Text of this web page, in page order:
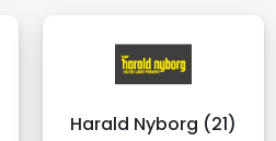
Harald Nyborg (21)